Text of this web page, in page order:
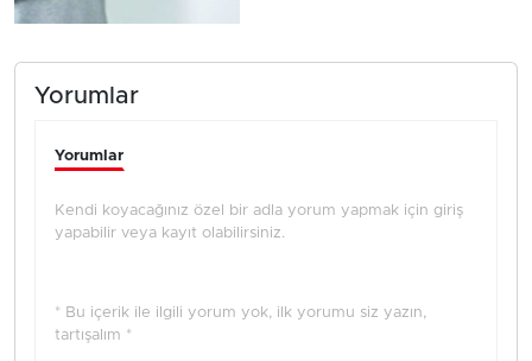
Yorumlar
Yorumlar
Kendi koyacağınız özel bir adla yorum yapmak için giriş
yapabilir veya kayıt olabilirsiniz.
* Bu içerik ile ilgili yorum yok, ilk yorumu siz yazın,
tartışalım *